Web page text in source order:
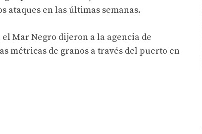
ataques en las últimas semanas.
Mar Negro dijeron a la agencia de
métricas de granos a través del puerto en